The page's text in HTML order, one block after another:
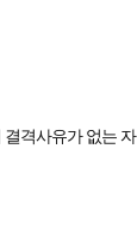
격사유가 없는 자